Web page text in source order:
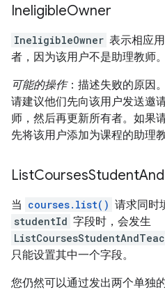
IneligibleOwner
IneligibleOwner 表示相应
者，因为该用户不是助理教师。
可能的操作：描述失败的原因
请建议他们先向该用户发送邀
师，然后再更新所有者。如果
先将该用户添加为课程的助理教
ListCoursesStudentAnd
当 courses.list() 请求同时
studentId 字段时，会发生
只能设置其中一个字段。
您仍然可以通过发出两个单独